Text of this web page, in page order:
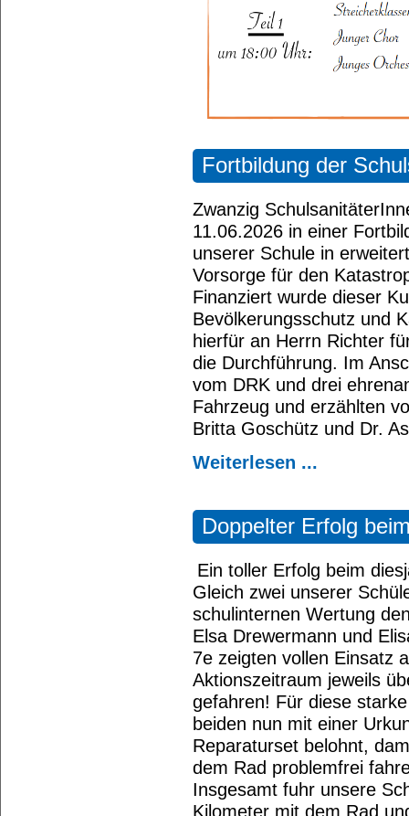
Fortbildung der
Zwanzig
11.06.2026 in einer
unserer Schule in
Vorsorge für den
Finanziert wurde dieser
Bevölkerungsschutz und
hierfür an Herrn Richter
die Durchführung. Im
vom DRK und drei
Fahrzeug und erzählten
Britta Goschütz und Dr.
Weiterlesen ...
Doppelter Erfolg
Ein toller Erfolg beim
Gleich zwei unserer
schulinternen Wertung
Elsa Drewermann und
7e zeigten vollen Einsatz
Aktionszeitraum jeweils
gefahren! Für diese
beiden nun mit einer
Reparaturset belohnt,
dem Rad problemfrei
Insgesamt fuhr unsere
Kilometer mit dem Rad